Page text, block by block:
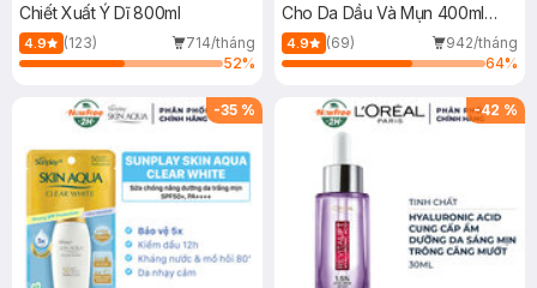
Chiết Xuất Ý Dĩ 800ml
4.9 (123)
714/tháng
52%
Cho Da Dầu Và Mụn 400ml
(Mới)
4.9 (69)
942/tháng
64%
-35 % -42 %